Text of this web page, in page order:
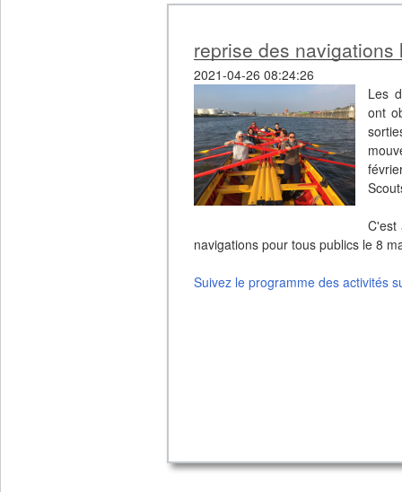
reprise des navigations
2021-04-26 08:24:26
Les
ont
C'est
navigations pour tous publics le 8
Suivez le programme des activités